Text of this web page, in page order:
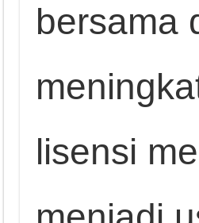
bersama
lisensi